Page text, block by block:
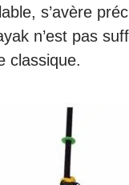
s’avère
n’est pas
classique.